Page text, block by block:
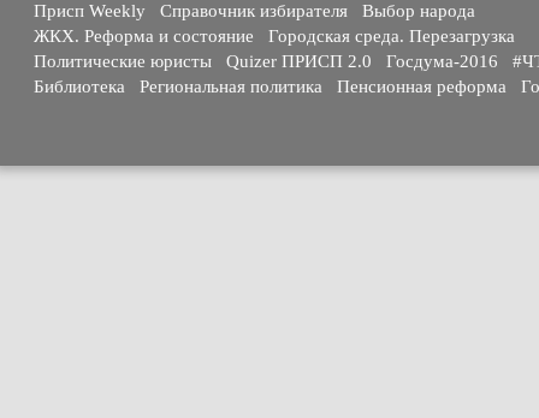
Присп Weekly
Справочник избирателя
Выбор народа
ЖКХ. Реформа и состояние
Городская среда. Перезагрузка
Политические юристы
Quizer ПРИСП 2.0 Госдума-2016
Библиотека
Региональная политика Пенсионная реформа